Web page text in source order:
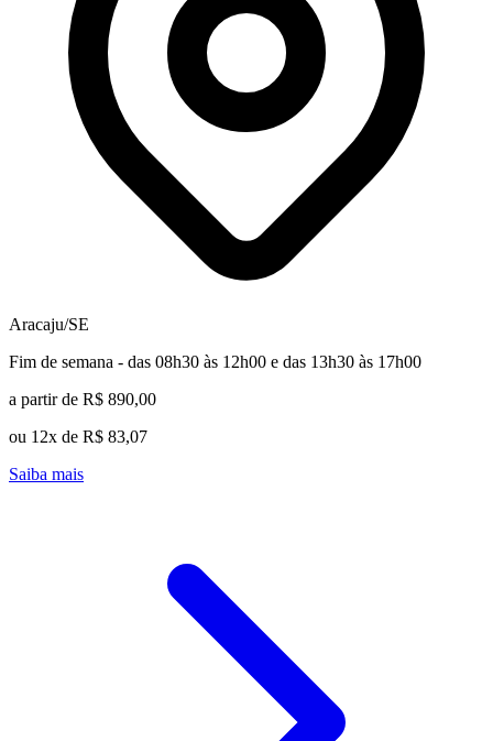
Aracaju/SE
Fim de semana - das 08h30 às 12h00 e das 13h30 às 17h00
a partir de R$ 890,00
ou 12x de R$ 83,07
Saiba mais